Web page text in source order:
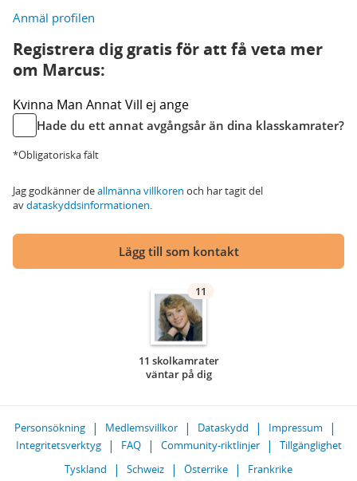
Anmäl profilen
Registrera dig gratis för att få veta mer
om Marcus:
Kvinna Man AnnatVill ej ange
Hade du ett annat avgångsår än dina klasskamrater?
*Obligatoriska fält
Jag godkänner deallmänna villkoren och har tagit del
avdataskyddsinformationen.
Lägg till som kontakt
11
11 skolkamrater
väntar på dig
Personsökning Medlemsvillkor Dataskydd
Impressum
Integritetsverktyg
FAQ Community-riktlinjer
Tillgänglighet
Tyskland
Schweiz Österrike Frankrike